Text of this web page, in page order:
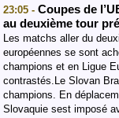
23:05 - Coupes de
au deuxième tour
Les matchs aller du
européennes se sont
champions et en Ligue
contrastés.Le Slovan
champions. En
Slovaquie sest imposé